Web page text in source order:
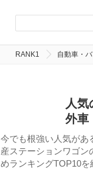
RANK1 自動車・
人
外車
今でも根強い人気があ
産ステーションワゴン
めランキングTOP10を